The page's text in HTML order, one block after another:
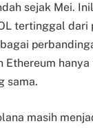
sejak Mei.
tertinggal dari
Ethereum
sama.
masih